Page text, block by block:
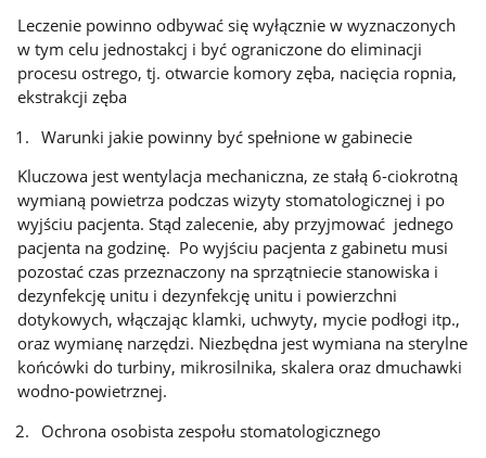
Leczenie powinno odbywać się wyłącznie w wyznaczonych
w tym celu jednostakcj i być ograniczone do eliminacji
procesu ostrego, tj. otwarcie komory zęba, nacięcia ropnia,
ekstrakcji zęba
Warunki jakie powinny być spełnione w gabinecie
Kluczowa jest wentylacja mechaniczna, ze stałą 6-ciokrotną
wymianą powietrza podczas wizyty stomatologicznej i po
wyjściu pacjenta. Stąd zalecenie, aby przyjmować jednego
pacjenta na godzinę. Po wyjściu pacjenta z gabinetu musi
pozostać czas przeznaczony na sprzątniecie stanowiska i
dezynfekcję unitu i dezynfekcję unitu i powierzchni
dotykowych, włączając klamki, uchwyty, mycie podłogi itp.,
oraz wymianę narzędzi. Niezbędna jest wymiana na sterylne
końcówki do turbiny, mikrosilnika, skalera oraz dmuchawki
wodno-powietrznej.
Ochrona osobista zespołu stomatologicznego